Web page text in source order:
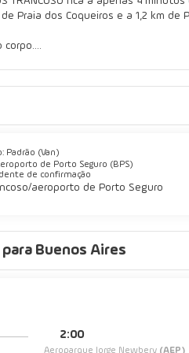
a 1,1 km de Praia dos Coqueiros e a 1,2
corpo.
opções de refeição no um
grátis sem manobrista
Padrão (Van)
de Porto Seguro (BPS)
de confirmação
aeroporto de Porto Seguro
Buenos Aires
2:00
Aeroparque Jorge Newbery (AEP)